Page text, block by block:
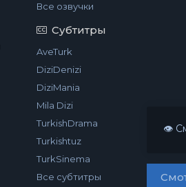
Все озвучки
Субтитры
AveTurk
DiziDenizi
DiziMania
Mila Dizi
TurkishDrama
Turkishtuz
TurkSinema
Все субтитры
👁